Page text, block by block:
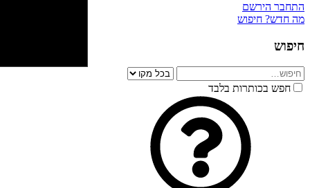
התחבר הירשם
מה חדש? חיפוש
חיפוש
חפש בכותרות בלבד